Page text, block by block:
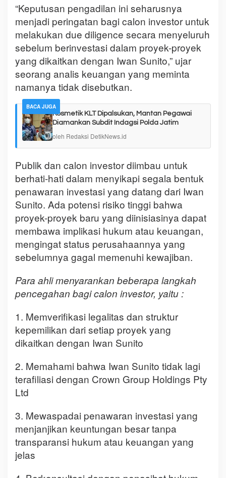
“Keputusan pengadilan ini seharusnya
menjadi peringatan bagi calon investor untuk
melakukan due diligence secara menyeluruh
sebelum berinvestasi dalam proyek-proyek
yang dikaitkan dengan Iwan Sunito,” ujar
seorang analis keuangan yang meminta
namanya tidak disebutkan.
BACA JUGA
Kosmetik KLT Dipalsukan, Mantan Pegawai
Diamankan Subdit Indagsi Polda Jatim
oleh Redaksi DetikNews.id
Publik dan calon investor diimbau untuk
berhati-hati dalam menyikapi segala bentuk
penawaran investasi yang datang dari Iwan
Sunito. Ada potensi risiko tinggi bahwa
proyek-proyek baru yang diinisiasinya dapat
membawa implikasi hukum atau keuangan,
mengingat status perusahaannya yang
sebelumnya gagal memenuhi kewajiban.
Para ahli menyarankan beberapa langkah
pencegahan bagi calon investor, yaitu :
1. Memverifikasi legalitas dan struktur
kepemilikan dari setiap proyek yang
dikaitkan dengan Iwan Sunito
2. Memahami bahwa Iwan Sunito tidak lagi
terafiliasi dengan Crown Group Holdings Pty
Ltd
3. Mewaspadai penawaran investasi yang
menjanjikan keuntungan besar tanpa
transparansi hukum atau keuangan yang
jelas